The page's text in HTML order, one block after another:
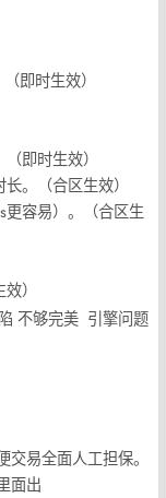
即时生效）
即时生效）
。（合区生效）
更容易）。（合区生
）
不够完美 引擎问题
易全面人工担保。
面出